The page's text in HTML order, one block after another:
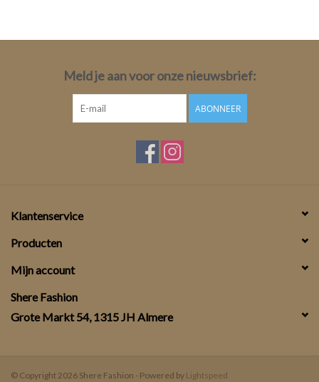
Meld je aan voor onze nieuwsbrief:
ABONNEER
Klantenservice
Producten
Mijn account
Shere Fashion
Grote Markt 54, 1315 JH Almere
© Copyright 2026 Shere Fashion - Powered by Lightspeed